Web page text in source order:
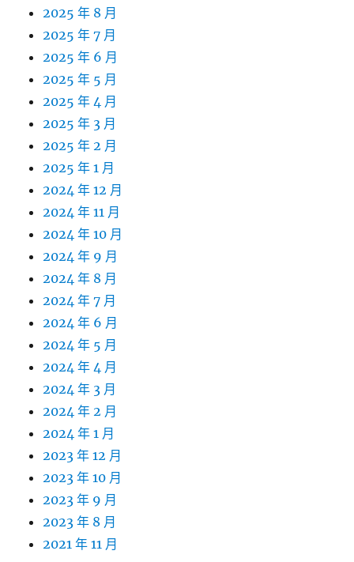
2025 年 8 月
2025 年 7 月
2025 年 6 月
2025 年 5 月
2025 年 4 月
2025 年 3 月
2025 年 2 月
2025 年 1 月
2024 年 12 月
2024 年 11 月
2024 年 10 月
2024 年 9 月
2024 年 8 月
2024 年 7 月
2024 年 6 月
2024 年 5 月
2024 年 4 月
2024 年 3 月
2024 年 2 月
2024 年 1 月
2023 年 12 月
2023 年 10 月
2023 年 9 月
2023 年 8 月
2021 年 11 月